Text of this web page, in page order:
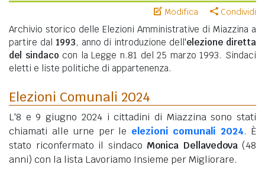
Modifica Condividi
Archivio storico delle Elezioni Amministrative di Miazzina a
partire dal 1993, anno di introduzione dell'elezione diretta
del sindaco con la Legge n.81 del 25 marzo 1993. Sindaci
eletti e liste politiche di appartenenza.
Elezioni Comunali 2024
L'8 e 9 giugno 2024 i cittadini di Miazzina sono stati
chiamati alle urne per le elezioni comunali 2024. È
stato riconfermato il sindaco Monica Dellavedova (48
anni) con la lista Lavoriamo Insieme per Migliorare.